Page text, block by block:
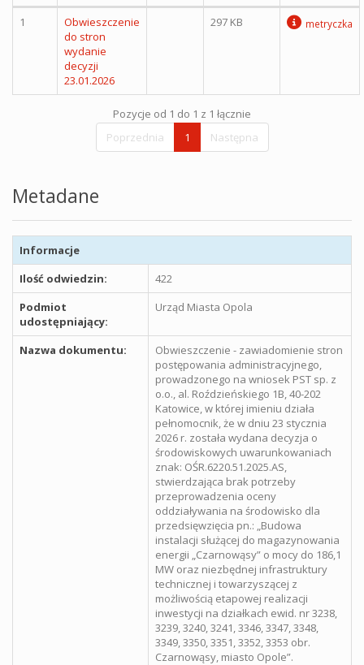
1
Obwieszczenie
do stron
wydanie
decyzji
23.01.2026
297 KB metryczka
Pozycje od 1 do 1 z 1 łącznie
Poprzednia
1 Następna
Metadane
Informacje
Ilość odwiedzin:
422
Podmiot
udostępniający:
Urząd Miasta Opola
Nazwa dokumentu:
Obwieszczenie - zawiadomienie stron
postępowania administracyjnego,
prowadzonego na wniosek PST sp. z
o.o., al. Roździeńskiego 1B, 40-202
Katowice, w której imieniu działa
pełnomocnik, że w dniu 23 stycznia
2026 r. została wydana decyzja o
środowiskowych uwarunkowaniach
znak: OŚR.6220.51.2025.AS,
stwierdzająca brak potrzeby
przeprowadzenia oceny
oddziaływania na środowisko dla
przedsięwzięcia pn.: „Budowa
instalacji służącej do magazynowania
energii „Czarnowąsy” o mocy do 186,1
MW oraz niezbędnej infrastruktury
technicznej i towarzyszącej z
możliwością etapowej realizacji
inwestycji na działkach ewid. nr 3238,
3239, 3240, 3241, 3346, 3347, 3348,
3349, 3350, 3351, 3352, 3353 obr.
Czarnowąsy, miasto Opole”.